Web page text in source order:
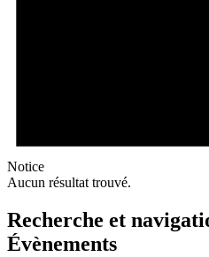
Notice
Aucun résultat trouvé.
Recherche et
Évènements